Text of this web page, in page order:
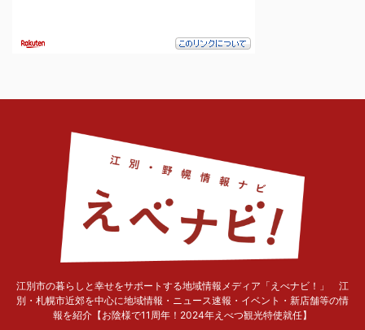
江別市の暮らしと幸せをサポートする地域情報メディア「えべナビ！」 江
別・札幌市近郊を中心に地域情報・ニュース速報・イベント・新店舗等の情
報を紹介【お陰様で11周年！2024年えべつ観光特使就任】